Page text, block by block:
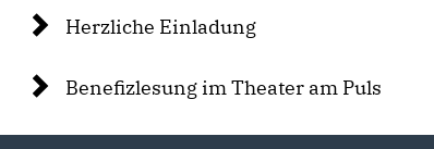
Herzliche Einladung
Benefizlesung im Theater am Puls